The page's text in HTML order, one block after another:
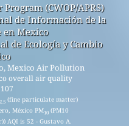
(CWOP/APRS)
de Información de la
en Mexico
de Ecología y Cambio
Mexico Air Pollution
overall air quality
(fine particulate matter)
México PM10 (PM10
AQI is 52 - Gustavo A.